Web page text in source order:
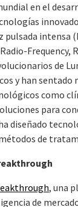
en el
pulsada intensa
Frequency,
de
y han sentado
como
para
diseñado
de
, una
de